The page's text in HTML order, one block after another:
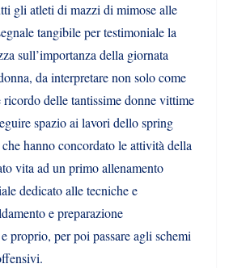
gli atleti di mazzi di mimose alle
tangibile per testimoniale la
sull’importanza della giornata
da interpretare non solo come
ricordo delle tantissime donne vittime
spazio ai lavori dello spring
hanno concordato le attività della
vita ad un primo allenamento
dedicato alle tecniche e
e preparazione
proprio, per poi passare agli schemi